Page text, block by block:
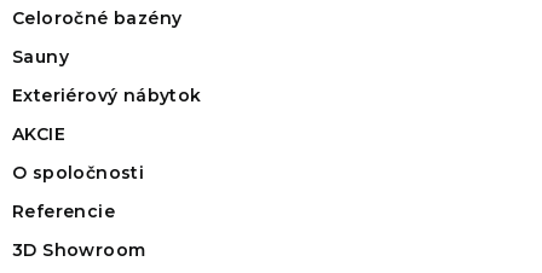
Celoročné bazény
Sauny
Exteriérový nábytok
AKCIE
O spoločnosti
Referencie
3D Showroom